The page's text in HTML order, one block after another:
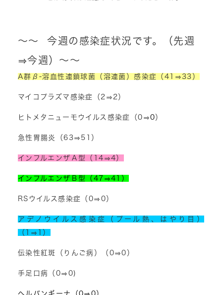
～～ 今週の感染症状況です。（先週
⇒今週）～～
A群β-溶血性連鎖球菌（溶連菌）感染症（41⇒33）
マイコプラズマ感染症（2⇒2）
ヒトメタニューモウイルス感染症（0⇒0 ）
急性胃腸炎（63⇒51）
インフルエンザＡ型（14⇒4）
インフルエンザＢ型（47⇒41）
RSウイルス感染症（0⇒0）
アデノウイルス感染症（プール熱、はやり目）
（1⇒1）
伝染性紅斑（りんご病）（0⇒0）
手足口病（0⇒0)
ヘルパンギーナ（0⇒0）